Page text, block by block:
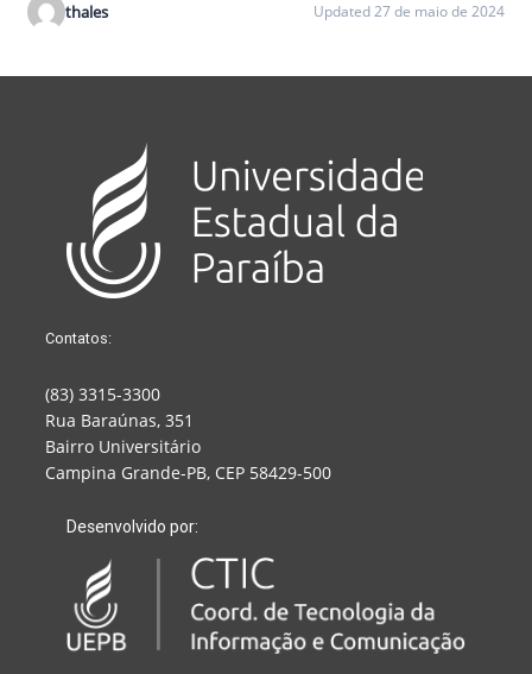
thales Updated 27 de maio de 2024
Contatos:
(83) 3315-3300
Rua Baraúnas, 351
Bairro Universitário
Campina Grande-PB, CEP 58429-500
Desenvolvido por: